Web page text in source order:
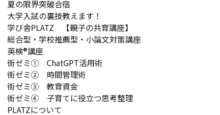
夏の限界突破合宿
大学入試の裏技教えます！
学び舎PLATZ 【親子の共育講座】
総合型・学校推薦型・小論文対策講座
英検®講座
街ゼミ① ChatGPT活用術
街ゼミ② 時間管理術
街ゼミ③ 教育資金
街ゼミ④ 子育てに役立つ思考整理
PLATZについて